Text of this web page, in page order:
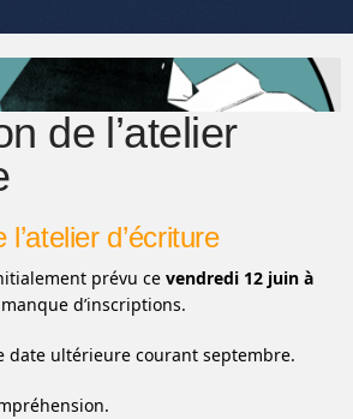
de l’atelier
d’écriture
prévu ce vendredi 12 juin à
d’inscriptions.
date ultérieure courant septembre.